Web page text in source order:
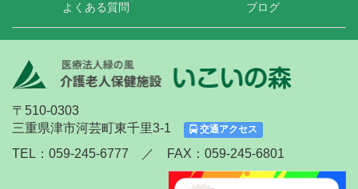
よくある質問 ブログ
〒510-0303
三重県津市河芸町東千里3-1
交通アクセス
TEL：059-245-6777 ／ FAX：059-245-6801